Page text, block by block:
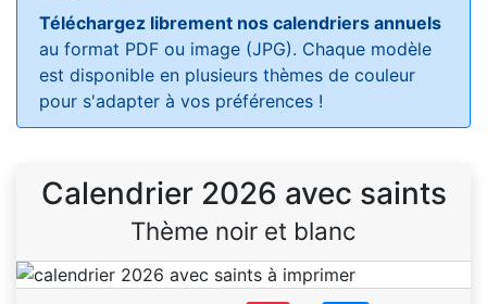
Téléchargez librement nos calendriers annuels
au format PDF ou image (JPG). Chaque modèle
est disponible en plusieurs thèmes de couleur
pour s'adapter à vos préférences !
Calendrier 2026 avec saints
Thème noir et blanc